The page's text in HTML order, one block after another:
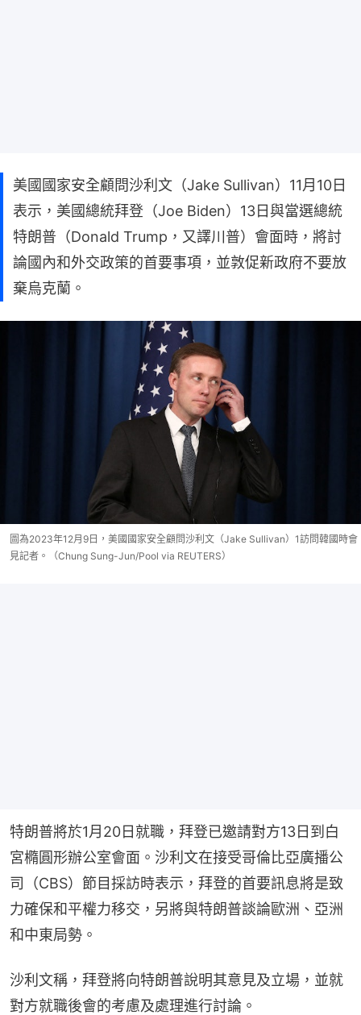
美國國家安全顧問沙利文（Jake Sullivan）11月10日
表示，美國總統拜登（Joe Biden）13日與當選總統
特朗普（Donald Trump，又譯川普）會面時，將討
論國內和外交政策的首要事項，並敦促新政府不要放
棄烏克蘭。
圖為2023年12月9日，美國國家安全顧問沙利文（Jake Sullivan）1訪問韓國時會
見記者。（Chung Sung-Jun/Pool via REUTERS）
特朗普將於1月20日就職，拜登已邀請對方13日到白
宮橢圓形辦公室會面。沙利文在接受哥倫比亞廣播公
司（CBS）節目採訪時表示，拜登的首要訊息將是致
力確保和平權力移交，另將與特朗普談論歐洲、亞洲
和中東局勢。
沙利文稱，拜登將向特朗普說明其意見及立場，並就
對方就職後會的考慮及處理進行討論。